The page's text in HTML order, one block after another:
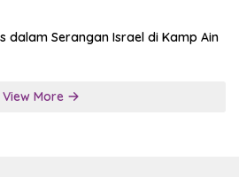
dalam Serangan Israel di Kamp Ain
View More